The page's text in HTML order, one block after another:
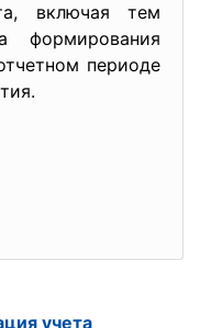
включая тем
периоде
учета